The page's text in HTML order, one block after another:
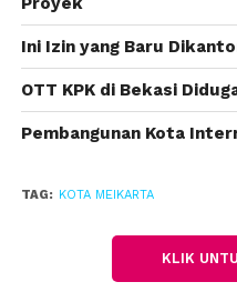
memang disiapkan
sangat menarik. Tagline
didengungkan berkali-
tak mau merekam jika
menjadi kota paling
Betapa tidak, jika dilihat
seluas 500 hektar itu
Ini Izin yang Baru
OTT KPK di Bekasi
Pembangunan Kota
TAG: KOTA MEIKARTA
KLIK